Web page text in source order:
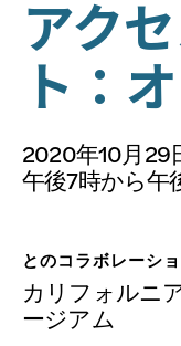
青少
展示
公開
アー
寄付
普通
日本
アク
ト：
2020年10月29
午後7時から午
とのコラボレーシ
カリフォルニ
ージアム